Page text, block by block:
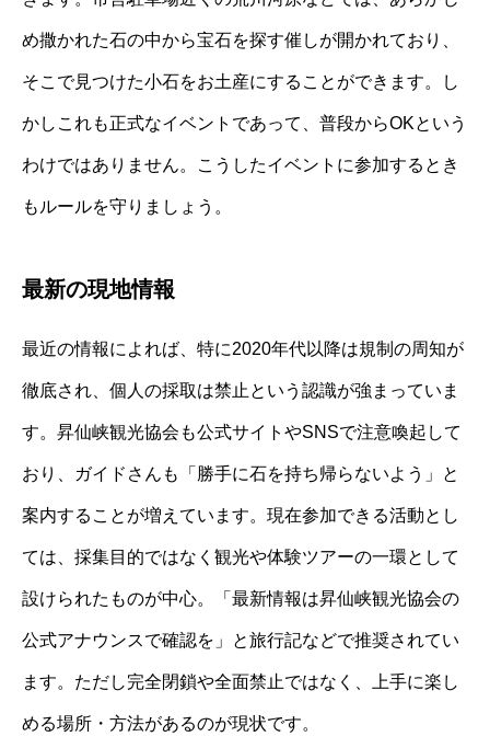
め撒かれた石の中から宝石を探す催しが開かれており、
そこで見つけた小石をお土産にすることができます。し
かしこれも正式なイベントであって、普段からOKという
わけではありません。こうしたイベントに参加するとき
もルールを守りましょう。
最新の現地情報
最近の情報によれば、特に2020年代以降は規制の周知が
徹底され、個人の採取は禁止という認識が強まっていま
す。昇仙峡観光協会も公式サイトやSNSで注意喚起して
おり、ガイドさんも「勝手に石を持ち帰らないよう」と
案内することが増えています。現在参加できる活動とし
ては、採集目的ではなく観光や体験ツアーの一環として
設けられたものが中心。「最新情報は昇仙峡観光協会の
公式アナウンスで確認を」と旅行記などで推奨されてい
ます。ただし完全閉鎖や全面禁止ではなく、上手に楽し
める場所・方法があるのが現状です。